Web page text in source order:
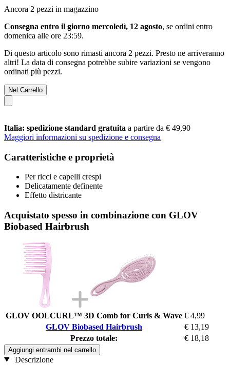
Ancora 2 pezzi in magazzino
Consegna entro il giorno mercoledì, 12 agosto, se ordini entro
domenica alle ore 23:59.
Di questo articolo sono rimasti ancora 2 pezzi. Presto ne arriveranno
altri! La data di consegna potrebbe subire variazioni se vengono
ordinati più pezzi.
Nel Carrello
Italia: spedizione standard gratuita a partire da € 49,90
Maggiori informazioni su spedizione e consegna
Caratteristiche e proprietà
Per ricci e capelli crespi
Delicatamente definente
Effetto districante
Acquistato spesso in combinazione con GLOV
Biobased Hairbrush
GLOV OOLCURL™ 3D Comb for Curls & Wave € 4,99
GLOV Biobased Hairbrush
€ 13,19
Prezzo totale:
€ 18,18
Aggiungi entrambi nel carrello
Descrizione